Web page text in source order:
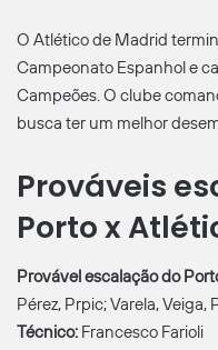
O Atlético de Madrid
Campeonato Espanhol e
Campeões. O clube
busca ter um melhor
Prováveis
Porto x
Provável escalação do
Pérez, Prpic; Varela, Veiga,
Técnico: Francesco Farioli